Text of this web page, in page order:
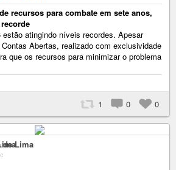
recursos para combate em sete anos,
atingindo níveis recordes. Apesar
Abertas, realizado com exclusividade
que os recursos para minimizar o problema
1 0 0
de Lima